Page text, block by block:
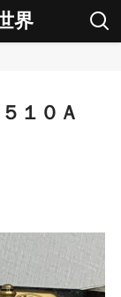
界
１０Ａ